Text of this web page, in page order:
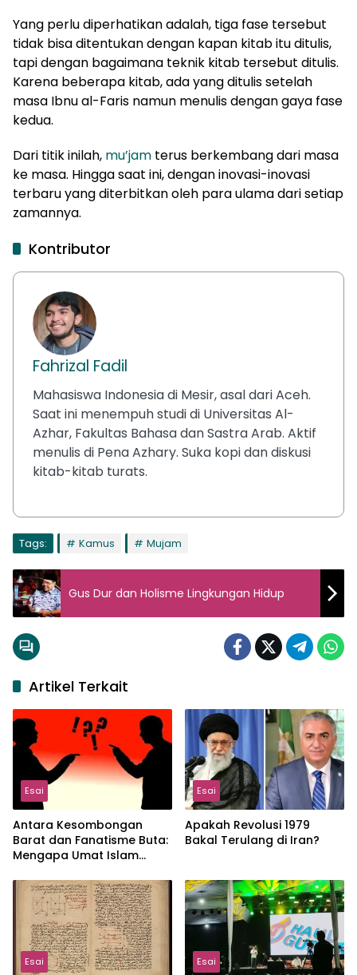
Yang perlu diperhatikan adalah, tiga fase tersebut
tidak bisa ditentukan dengan kapan kitab itu ditulis,
tapi dengan bagaimana teknik kitab tersebut ditulis.
Karena beberapa kitab, ada yang ditulis setelah
masa Ibnu al-Faris namun menulis dengan gaya fase
kedua.
Dari titik inilah, mu’jam terus berkembang dari masa
ke masa. Hingga saat ini, dengan inovasi-inovasi
terbaru yang diterbitkan oleh para ulama dari setiap
zamannya.
Kontributor
Fahrizal Fadil
Mahasiswa Indonesia di Mesir, asal dari Aceh.
Saat ini menempuh studi di Universitas Al-
Azhar, Fakultas Bahasa dan Sastra Arab. Aktif
menulis di Pena Azhary. Suka kopi dan diskusi
kitab-kitab turats.
Tags: Kamus Mujam
Gus Dur dan Holisme Lingkungan Hidup
Artikel Terkait
Esai
Antara Kesombongan
Barat dan Fanatisme Buta:
Mengapa Umat Islam
Esai
Apakah Revolusi 1979
Bakal Terulang di Iran?
Esai Esai